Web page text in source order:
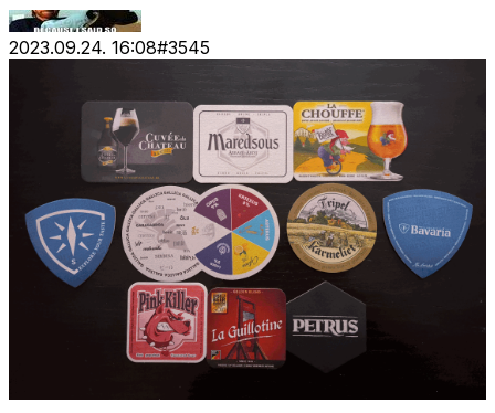
2023.09.24. 16:08#3545